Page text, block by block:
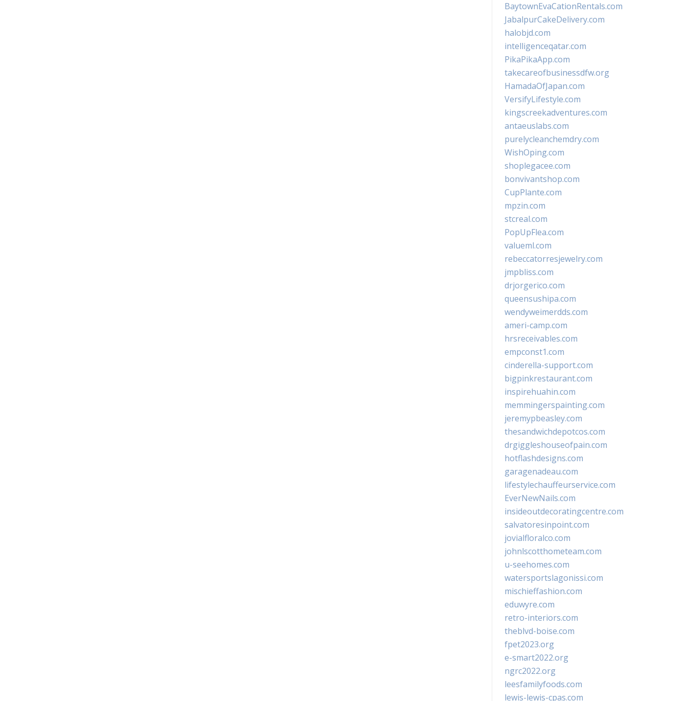
BaytownEvaCationRentals.com
JabalpurCakeDelivery.com
halobjd.com
intelligenceqatar.com
PikaPikaApp.com
takecareofbusinessdfw.org
HamadaOfJapan.com
VersifyLifestyle.com
kingscreekadventures.com
antaeuslabs.com
purelycleanchemdry.com
WishOping.com
shoplegacee.com
bonvivantshop.com
CupPlante.com
mpzin.com
stcreal.com
PopUpFlea.com
valueml.com
rebeccatorresjewelry.com
jmpbliss.com
drjorgerico.com
queensushipa.com
wendyweimerdds.com
ameri-camp.com
hrsreceivables.com
empconst1.com
cinderella-support.com
bigpinkrestaurant.com
inspirehuahin.com
memmingerspainting.com
jeremypbeasley.com
thesandwichdepotcos.com
drgiggleshouseofpain.com
hotflashdesigns.com
garagenadeau.com
lifestylechauffeurservice.com
EverNewNails.com
insideoutdecoratingcentre.com
salvatoresinpoint.com
jovialfloralco.com
johnlscotthometeam.com
u-seehomes.com
watersportslagonissi.com
mischieffashion.com
eduwyre.com
retro-interiors.com
theblvd-boise.com
fpet2023.org
e-smart2022.org
ngrc2022.org
leesfamilyfoods.com
lewis-lewis-cpas.com